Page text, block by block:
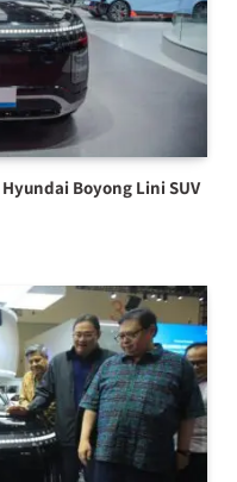
Boyong Lini SUV